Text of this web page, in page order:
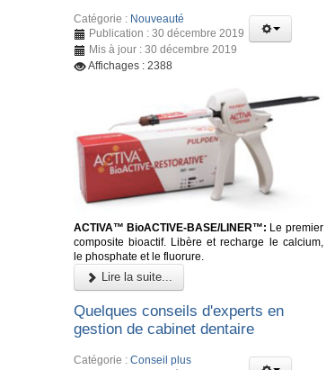
Catégorie : Nouveauté
Publication : 30 décembre 2019
Mis à jour : 30 décembre 2019
Affichages : 2388
ACTIVA™ BioACTIVE-BASE/LINER™: Le premier
composite bioactif. Libère et recharge le calcium,
le phosphate et le fluorure.
Lire la suite...
Quelques conseils d'experts en
gestion de cabinet dentaire
Catégorie : Conseil plus